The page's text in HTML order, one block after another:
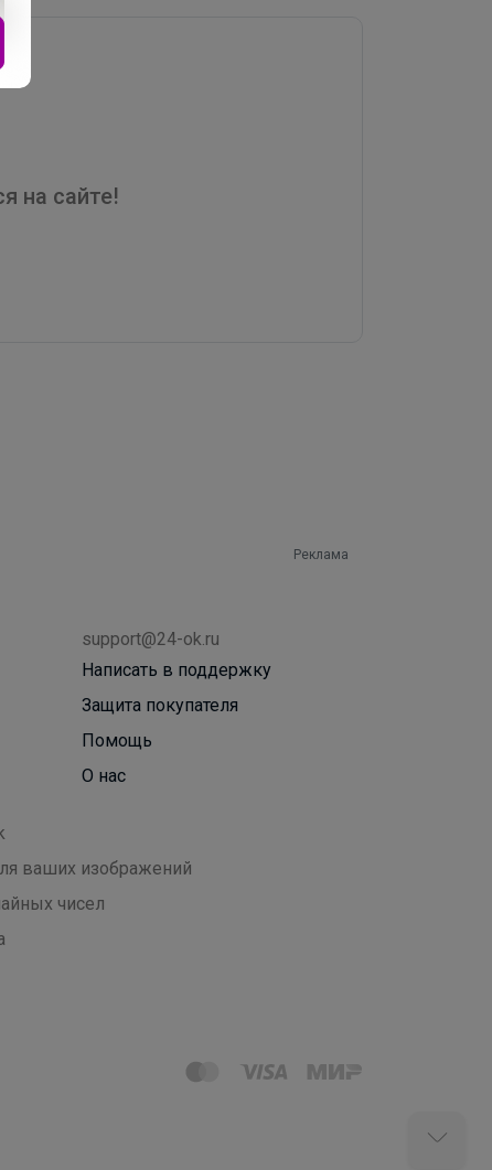
на сайте!
Реклама
support@24-ok.ru
Написать в поддержку
Защита покупателя
Помощь
О нас
ваших изображений
чисел